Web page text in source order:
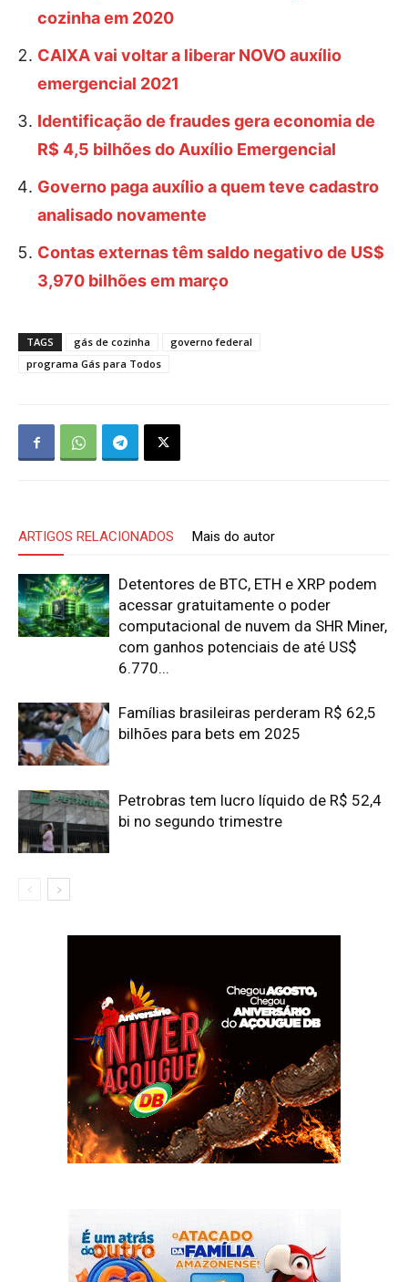
cozinha em 2020
CAIXA vai voltar a liberar NOVO auxílio
emergencial 2021
Identificação de fraudes gera economia de
R$ 4,5 bilhões do Auxílio Emergencial
Governo paga auxílio a quem teve cadastro
analisado novamente
Contas externas têm saldo negativo de US$
3,970 bilhões em março
TAGS gás de cozinha
governo federal
programa Gás para Todos
ARTIGOS RELACIONADOS Mais do autor
Detentores de BTC, ETH e XRP podem
acessar gratuitamente o poder
computacional de nuvem da SHR Miner,
com ganhos potenciais de até US$
6.770...
Famílias brasileiras perderam R$ 62,5
bilhões para bets em 2025
Petrobras tem lucro líquido de R$ 52,4
bi no segundo trimestre